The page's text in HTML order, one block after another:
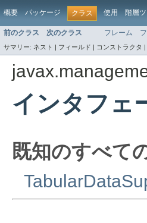
概要 パッケージ クラス 使用 階層
前のクラス 次のクラス フレーム
サマリー: ネスト | フィールド | コンストラクタ |
インタフェ
既知のすべて